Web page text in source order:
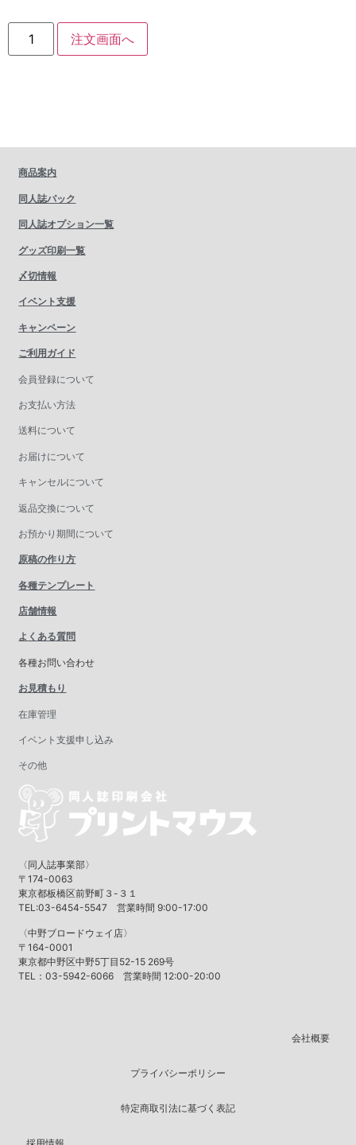
注文画面へ
商品案内
同人誌パック
同人誌オプション一覧
グッズ印刷一覧
〆切情報
イベント支援
キャンペーン
ご利用ガイド
会員登録について
お支払い方法
送料について
お届けについて
キャンセルについて
返品交換について
お預かり期間について
原稿の作り方
各種テンプレート
店舗情報
よくある質問
各種お問い合わせ
お見積もり
在庫管理
イベント支援申し込み
その他
〈同人誌事業部〉
〒174-0063
東京都板橋区前野町３-３１
TEL:03-6454-5547 営業時間 9:00-17:00
〈中野ブロードウェイ店〉
〒164-0001
東京都中野区中野5丁目52-15 269号
TEL：03-5942-6066 営業時間 12:00-20:00
会社概要
プライバシーポリシー
特定商取引法に基づく表記